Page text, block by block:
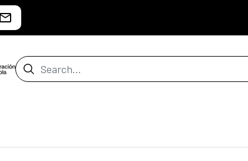
Search Bar